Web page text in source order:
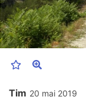
Tim 20 mai 2019